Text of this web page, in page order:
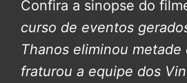
Confira a sinopse do
curso de eventos
Thanos eliminou
fraturou a equipe dos